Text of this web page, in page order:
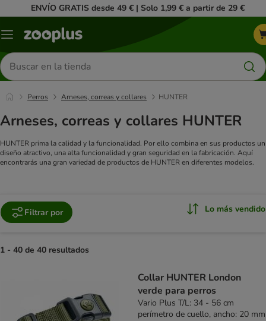
ENVÍO GRATIS desde 49 € | Solo 1,99 € a partir de 29 €
Menú
Buscar
productos
Perros Arneses, correas y collares HUNTER
Arneses, correas y collares HUNTER
HUNTER prima la calidad y la funcionalidad. Por ello combina en sus productos un
diseño atractivo, una alta funcionalidad y gran seguridad en la fabricación. Aquí
encontrarás una gran variedad de productos de HUNTER en diferentes modelos.
Filtrar por Lo más vendido
1 - 40 de 40 resultados
Collar HUNTER London
verde para perros
Vario Plus T/L: 34 - 56 cm
perímetro de cuello, ancho: 20 mm